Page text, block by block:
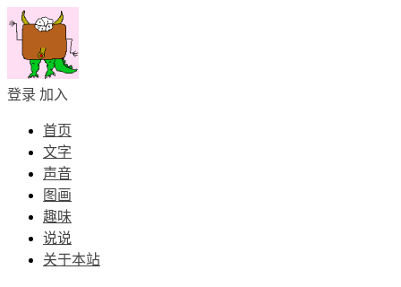
登录 加入
首页
文字
声音
图画
趣味
说说
关于本站